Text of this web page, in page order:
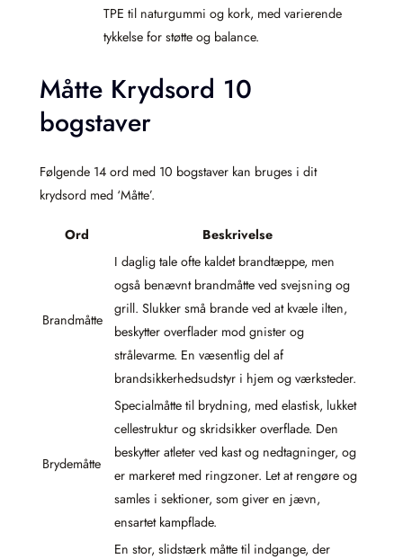
TPE til naturgummi og kork, med varierende
tykkelse for støtte og balance.
Måtte Krydsord 10
bogstaver
Følgende 14 ord med 10 bogstaver kan bruges i dit
krydsord med ‘Måtte’.
Ord Beskrivelse
Brandmåtte
I daglig tale ofte kaldet brandtæppe, men
også benævnt brandmåtte ved svejsning og
grill. Slukker små brande ved at kvæle ilten,
beskytter overflader mod gnister og
strålevarme. En væsentlig del af
brandsikkerhedsudstyr i hjem og værksteder.
Brydemåtte
Specialmåtte til brydning, med elastisk, lukket
cellestruktur og skridsikker overflade. Den
beskytter atleter ved kast og nedtagninger, og
er markeret med ringzoner. Let at rengøre og
samles i sektioner, som giver en jævn,
ensartet kampflade.
En stor, slidstærk måtte til indgange, der